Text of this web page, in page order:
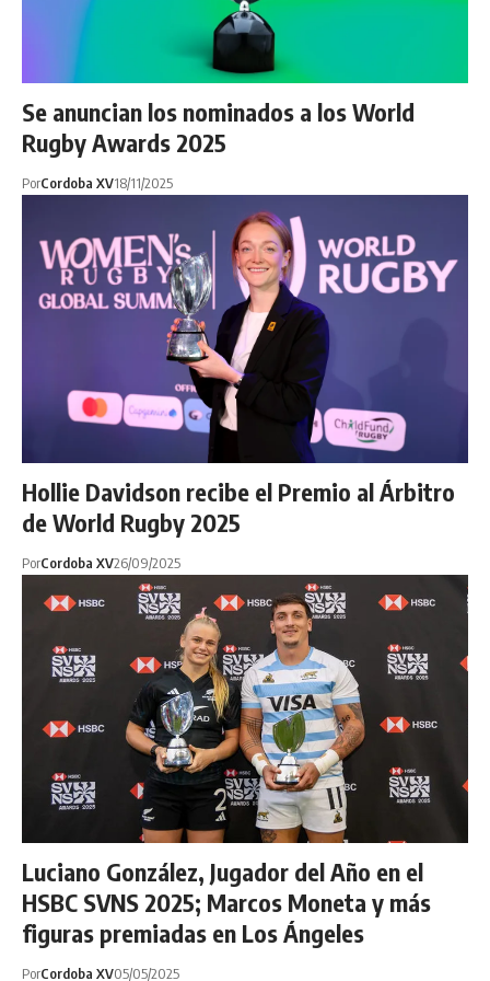
Se anuncian los nominados a los World
Rugby Awards 2025
PorCordoba XV18/11/2025
Hollie Davidson recibe el Premio al Árbitro
de World Rugby 2025
PorCordoba XV26/09/2025
Luciano González, Jugador del Año en el
HSBC SVNS 2025; Marcos Moneta y más
figuras premiadas en Los Ángeles
PorCordoba XV05/05/2025